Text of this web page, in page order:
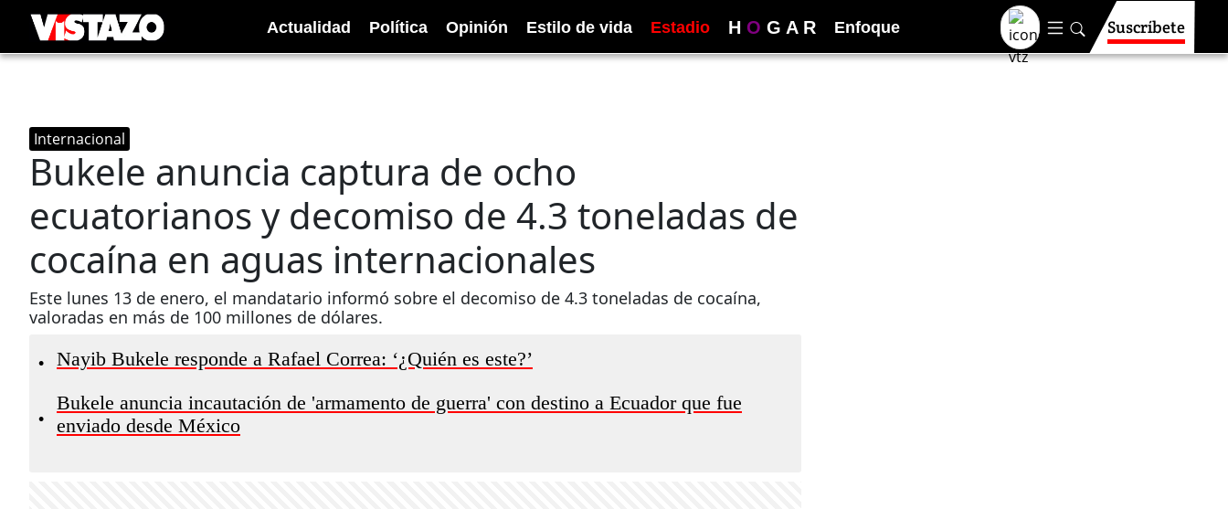
Actualidad Política Opinión Estilo de vida Estadio H O G A R Enfoque Suscríbete
Internacional
Bukele anuncia captura de ocho
ecuatorianos y decomiso de 4.3 toneladas de
cocaína en aguas internacionales
Este lunes 13 de enero, el mandatario informó sobre el decomiso de 4.3 toneladas de cocaína,
valoradas en más de 100 millones de dólares.
• Nayib Bukele responde a Rafael Correa: ‘¿Quién es este?’
•
Bukele anuncia incautación de 'armamento de guerra' con destino a Ecuador que fue
enviado desde México